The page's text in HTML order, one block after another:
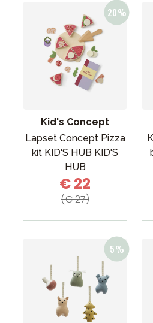
Kid's Concept
Lapset Concept Pizza
kit KID'S HUB KID'S
HUB
€ 22
(€ 27)